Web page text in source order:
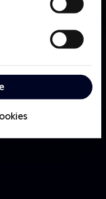
rundt i hele